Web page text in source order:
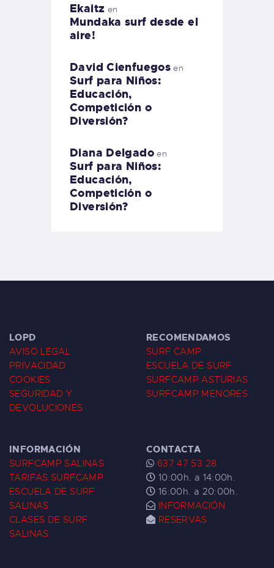
Ekaitz en
Mundaka surf desde el
aire!
David Cienfuegos en
Surf para Niños:
Educación,
Competición o
Diversión?
Diana Delgadoen
Surf para Niños:
Educación,
Competición o
Diversión?
LOPD
AVISO LEGAL
PRIVACIDAD
COOKIES
SEGURIDAD Y
DEVOLUCIONES
RECOMENDAMOS
SURF CAMP
ESCUELA DE SURF
SURFCAMP ASTURIAS
SURFCAMP MENORES
INFORMACIÓN
SURFCAMP SALINAS
TARIFAS SURFCAMP
ESCUELA DE SURF
SALINAS
CLASES DE SURF
SALINAS
CONTACTA
637 47 53 28
10:00h. a 14:00h.
16:00h. a 20:00h.
INFORMACIÓN
RESERVAS